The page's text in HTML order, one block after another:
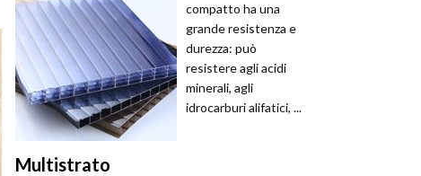
compatto ha una
grande resistenza e
durezza: può
resistere agli acidi
minerali, agli
idrocarburi alifatici, ...
Multistrato